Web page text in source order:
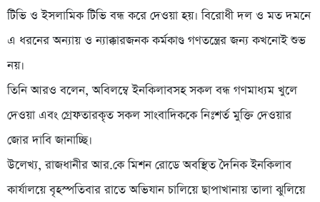
টিভি ও ইসলামিক টিভি বন্ধ করে দেওয়া হয়। বিরোধী দল ও মত দমনে
এ ধরনের অন্যায় ও ন্যাক্কারজনক কর্মকাণ্ড গণতন্ত্রের জন্য কখনোই শুভ
নয়।
তিনি আরও বলেন, অবিলম্বে ইনকিলাবসহ সকল বন্ধ গণমাধ্যম খুলে
দেওয়া এবং গ্রেফতারকৃত সকল সাংবাদিককে নিঃশর্ত মুক্তি দেওয়ার
জোর দাবি জানাচ্ছি।
উলে­খ্য, রাজধানীর আর.কে মিশন রোডে অবস্থিত দৈনিক ইনকিলাব
কার্যালয়ে বৃহস্পতিবার রাতে অভিযান চালিয়ে ছাপাখানায় তালা ঝুলিয়ে